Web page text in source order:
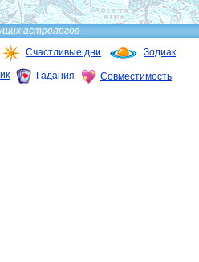
астрологов
Счастливые дни Зодиак
Гадания Совместимость